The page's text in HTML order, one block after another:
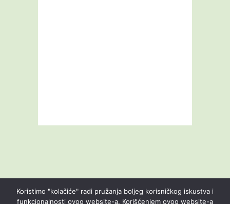
Koristimo "kolačiće" radi pružanja boljeg korisničkog iskustva i
funkcionalnosti ovog website-a. Korišćenjem ovog website-a